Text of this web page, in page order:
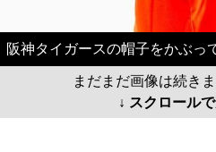
阪神タイガースの帽子をかぶっ
まだまだ画像は続き
↓ スクロール